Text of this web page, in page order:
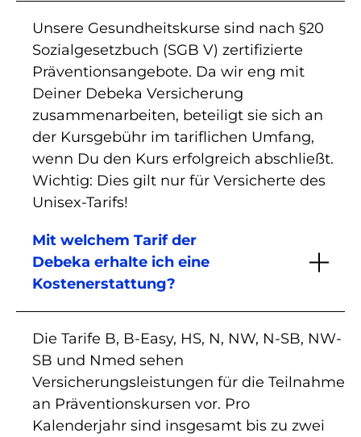
Unsere Gesundheitskurse sind nach §20
Sozialgesetzbuch (SGB V) zertifizierte
Präventionsangebote. Da wir eng mit
Deiner Debeka Versicherung
zusammenarbeiten, beteiligt sie sich an
der Kursgebühr im tariflichen Umfang,
wenn Du den Kurs erfolgreich abschließt.
Wichtig: Dies gilt nur für Versicherte des
Unisex-Tarifs!
Mit welchem Tarif der
Debeka erhalte ich eine
Kostenerstattung?
Die Tarife B, B-Easy, HS, N, NW, N-SB, NW-
SB und Nmed sehen
Versicherungsleistungen für die Teilnahme
an Präventionskursen vor. Pro
Kalenderjahr sind insgesamt bis zu zwei